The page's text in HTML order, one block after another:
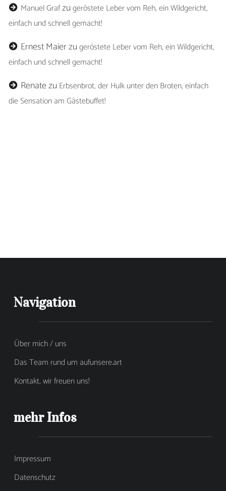
Manuel Grafzugeröstete Leber vom Reh, ein Wildgericht,
einfach und schnell gemacht!
Ernest Maierzugeröstete Leber vom Reh, ein Wildgericht,
einfach und schnell gemacht!
Renatezu Erbsenbrot, der Hulk unter den Broten, einfach
die Sensation am Gästebuffet!
Navigation
Über mich / uns
Das Team rund um aufunsere.art
Kontakt, wir freuen uns!
mehr Infos
Impressum
Datenschutz